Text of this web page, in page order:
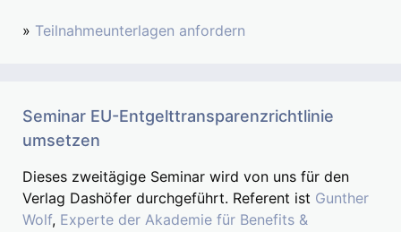
» Teilnahmeunterlagen anfordern
Seminar EU-Entgelttransparenzrichtlinie
umsetzen
Dieses zweitägige Seminar wird von uns für den
Verlag Dashöfer durchgeführt. Referent ist Gunther
Wolf, Experte der Akademie für Benefits &